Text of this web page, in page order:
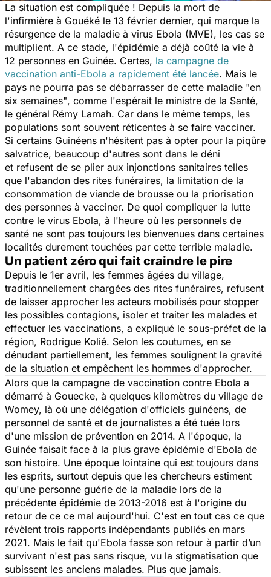
La situation est compliquée ! Depuis la mort de
l'infirmière à Gouéké le 13 février dernier, qui marque la
résurgence de la maladie à virus Ebola (MVE), les cas se
multiplient. A ce stade, l'épidémie a déjà coûté la vie à
12 personnes en Guinée. Certes, la campagne de
vaccination anti-Ebola a rapidement été lancée. Mais le
pays ne pourra pas se débarrasser de cette maladie "en
six semaines", comme l'espérait le ministre de la Santé,
le général Rémy Lamah. Car dans le même temps, les
populations sont souvent réticentes à se faire vacciner.
Si certains Guinéens n'hésitent pas à opter pour la piqûre
salvatrice, beaucoup d'autres sont dans le déni
et refusent de se plier aux injonctions sanitaires telles
que l'abandon des rites funéraires, la limitation de la
consommation de viande de brousse ou la priorisation
des personnes à vacciner. De quoi compliquer la lutte
contre le virus Ebola, à l'heure où les personnels de
santé ne sont pas toujours les bienvenues dans certaines
localités durement touchées par cette terrible maladie.
Un patient zéro qui fait craindre le pire
Depuis le 1er avril, les femmes âgées du village,
traditionnellement chargées des rites funéraires, refusent
de laisser approcher les acteurs mobilisés pour stopper
les possibles contagions, isoler et traiter les malades et
effectuer les vaccinations, a expliqué le sous-préfet de la
région, Rodrigue Kolié. Selon les coutumes, en se
dénudant partiellement, les femmes soulignent la gravité
de la situation et empêchent les hommes d'approcher.
Alors que la campagne de vaccination contre Ebola a
démarré à Gouecke, à quelques kilomètres du village de
Womey, là où une délégation d'officiels guinéens, de
personnel de santé et de journalistes a été tuée lors
d'une mission de prévention en 2014. A l'époque, la
Guinée faisait face à la plus grave épidémie d'Ebola de
son histoire. Une époque lointaine qui est toujours dans
les esprits, surtout depuis que les chercheurs estiment
qu'une personne guérie de la maladie lors de la
précédente épidémie de 2013-2016 est à l'origine du
retour de ce ce mal aujourd'hui. C'est en tout cas ce que
révèlent trois rapports indépendants publiés en mars
2021. Mais le fait qu'Ebola fasse son retour à partir d’un
survivant n'est pas sans risque, vu la stigmatisation que
subissent les anciens malades. Plus que jamais.